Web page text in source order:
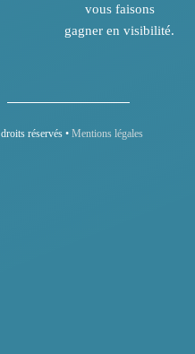
vous faisons
gagner en visibilité.
réservés • Mentions légales